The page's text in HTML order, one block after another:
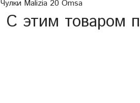
Чулки Malizia 20 Omsa
С этим товаром